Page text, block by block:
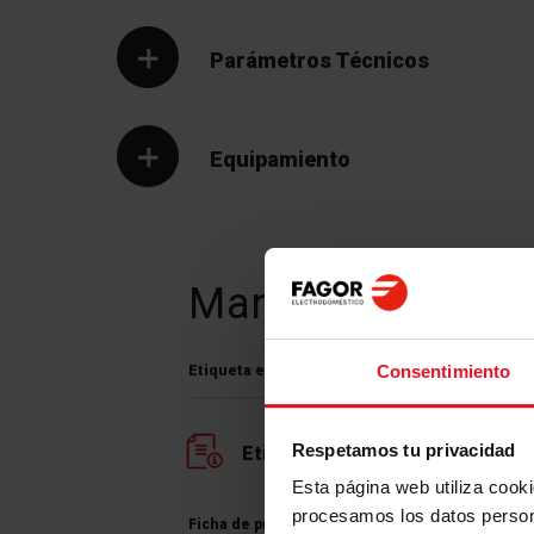
Consentimiento
Respetamos tu privacidad
Esta página web utiliza
procesamos los datos
Parámetros Técnicos
Equipamiento
Manuales y
Etiqueta energética
Etiqueta energética
Ficha de producto